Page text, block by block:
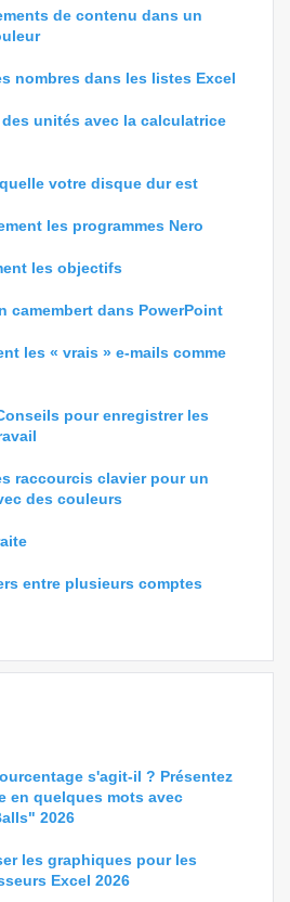
de contenu dans un
nombres dans les listes Excel
unités avec la calculatrice
votre disque dur est
les programmes Nero
les objectifs
camembert dans PowerPoint
les « vrais » e-mails comme
pour enregistrer les
raccourcis clavier pour un
des couleurs
entre plusieurs comptes
s'agit-il ? Présentez
en quelques mots avec
2026
les graphiques pour les
Excel 2026